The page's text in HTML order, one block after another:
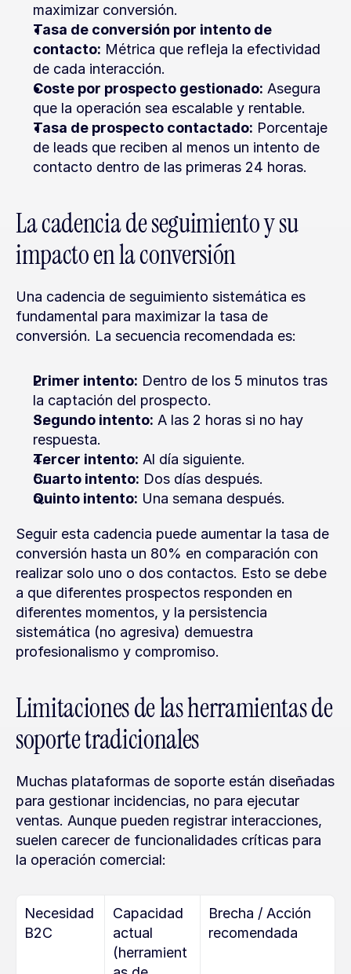
maximizar conversión.
Tasa de conversión por intento de
contacto: Métrica que refleja la efectividad
de cada interacción.
Coste por prospecto gestionado: Asegura
que la operación sea escalable y rentable.
Tasa de prospecto contactado: Porcentaje
de leads que reciben al menos un intento de
contacto dentro de las primeras 24 horas.
La cadencia de seguimiento y su
impacto en la conversión
Una cadencia de seguimiento sistemática es
fundamental para maximizar la tasa de
conversión. La secuencia recomendada es:
Primer intento: Dentro de los 5 minutos tras
la captación del prospecto.
Segundo intento: A las 2 horas si no hay
respuesta.
Tercer intento: Al día siguiente.
Cuarto intento: Dos días después.
Quinto intento: Una semana después.
Seguir esta cadencia puede aumentar la tasa de
conversión hasta un 80% en comparación con
realizar solo uno o dos contactos. Esto se debe
a que diferentes prospectos responden en
diferentes momentos, y la persistencia
sistemática (no agresiva) demuestra
profesionalismo y compromiso.
Limitaciones de las herramientas de
soporte tradicionales
Muchas plataformas de soporte están diseñadas
para gestionar incidencias, no para ejecutar
ventas. Aunque pueden registrar interacciones,
suelen carecer de funcionalidades críticas para
la operación comercial:
Necesidad
B2C
Capacidad
actual
(herramient
Brecha / Acción
recomendada